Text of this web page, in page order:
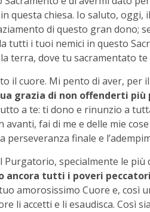
questa chiesa. Io saluto, oggi,
di questo gran dono;
tutti i tuoi nemici in questo
terra, dove tu sacramentato
il cuore. Mi pento di aver,
grazia di non offenderti più
a te: ti dono e rinunzio a
avanti, fai di me e delle mie
perseveranza finale e
Purgatorio, specialmente le più
ancora tutti i poveri peccatori
amorosissimo Cuore e, così
li accetti e li esaudisca. Così